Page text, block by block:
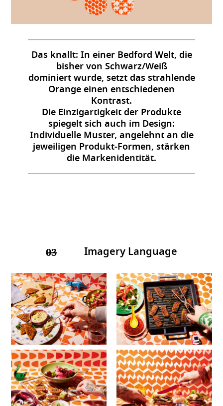
Das knallt: In einer Bedford Welt, die
bisher von Schwarz/Weiß
dominiert wurde, setzt das strahlende
Orange einen entschiedenen
Kontrast.
Die Einzigartigkeit der Produkte
spiegelt sich auch im Design:
Individuelle Muster, angelehnt an die
jeweiligen Produkt-Formen, stärken
die Markenidentität.
03 Imagery Language